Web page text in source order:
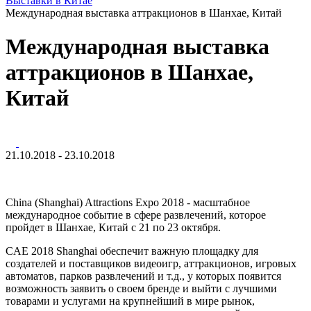
Международная выставка аттракционов в Шанхае, Китай
Международная выставка
аттракционов в Шанхае,
Китай
21.10.2018 - 23.10.2018
China (Shanghai) Attractions Expo 2018 - масштабное
международное событие в сфере развлечений, которое
пройдет в Шанхае, Китай с 21 по 23 октября.
CAE 2018 Shanghai обеспечит важную площадку для
создателей и поставщиков видеоигр, аттракционов, игровых
автоматов, парков развлечений и т.д., у которых появится
возможность заявить о своем бренде и выйти с лучшими
товарами и услугами на крупнейший в мире рынок,